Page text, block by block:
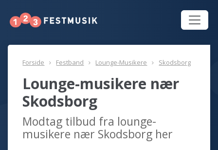
Forside Festband Lounge-Musikere Skodsborg
Lounge-musikere nær
Skodsborg
Modtag tilbud fra lounge-
musikere nær Skodsborg her